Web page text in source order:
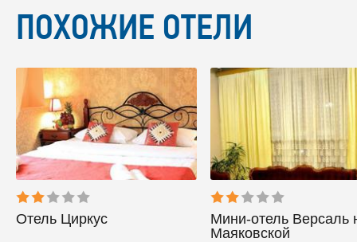
ПОХОЖИЕ ОТЕЛИ
Отель Циркус
Мини-отель Версаль
Маяковской